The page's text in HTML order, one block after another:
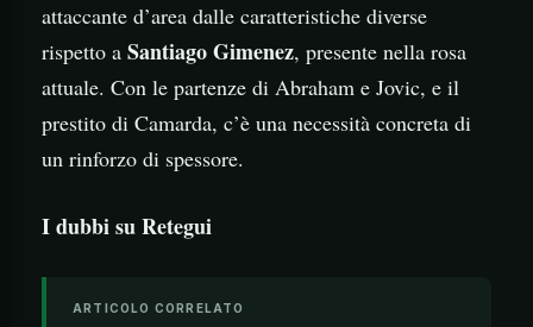
attaccante d’area dalle caratteristiche diverse
rispetto a Santiago Gimenez, presente nella rosa
attuale. Con le partenze di Abraham e Jovic, e il
prestito di Camarda, c’è una necessità concreta di
un rinforzo di spessore.
I dubbi su Retegui
ARTICOLO CORRELATO